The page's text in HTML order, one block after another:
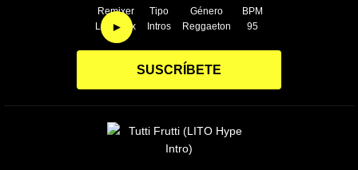
►
Remixer
Latin Box
Tipo
Intros
Género
Reggaeton
BPM
95
SUSCRÍBETE